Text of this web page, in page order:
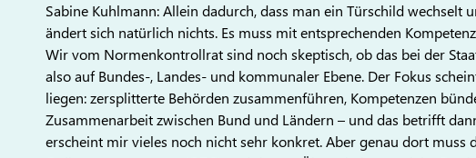
Sabine Kuhlmann: Allein dadurch, dass man ein Türschild wechselt
ändert sich natürlich nichts. Es muss mit entsprechenden
Wir vom Normenkontrollrat sind noch skeptisch, ob das bei der
also auf Bundes-, Landes- und kommunaler Ebene. Der Fokus
liegen: zersplitterte Behörden zusammenführen, Kompetenzen
Zusammenarbeit zwischen Bund und Ländern – und das betrifft
erscheint mir vieles noch nicht sehr konkret. Aber genau dort muss